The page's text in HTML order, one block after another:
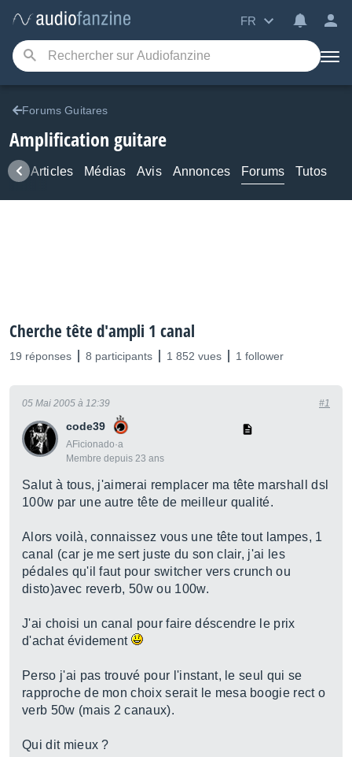
FR
Forums Guitares
Amplification guitare
Articles Médias Avis Annonces Forums Tutos
Cherche tête d'ampli 1 canal
19 réponses 8 participants 1 852 vues 1 follower
code39
AFicionado·a
Membre depuis 23 ans
05 Mai 2005 à 12:39 #1
Salut à tous, j'aimerai remplacer ma tête marshall dsl
100w par une autre tête de meilleur qualité.
Alors voilà, connaissez vous une tête tout lampes, 1
canal (car je me sert juste du son clair, j'ai les
pédales qu'il faut pour switcher vers crunch ou
disto)avec reverb, 50w ou 100w.
J'ai choisi un canal pour faire déscendre le prix
d'achat évidement
Perso j'ai pas trouvé pour l'instant, le seul qui se
rapproche de mon choix serait le mesa boogie rect o
verb 50w (mais 2 canaux).
Qui dit mieux ?